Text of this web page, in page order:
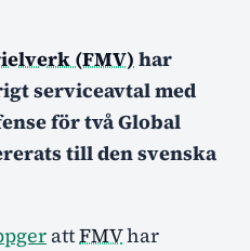
(FMV) har
serviceavtal med
för två Global
till den svenska
attFMVhar